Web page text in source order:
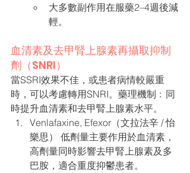
大多數副作用在服藥2–4週後減
輕。
血清素及去甲腎上腺素再攝取抑制
劑（SNRI）
當SSRI效果不佳，或患者病情較嚴重
時，可以考慮轉用SNRI。藥理機制﹕同
時提升血清素和去甲腎上腺素水平。
Venlafaxine, Efexor（文拉法辛 / 怡
樂思） 低劑量主要作用於血清素，
高劑量同時影響去甲腎上腺素及多
巴胺，適合重度抑鬱患者。